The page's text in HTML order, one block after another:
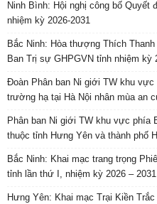
Ninh Bình: Hội nghị công bố Quyết
nhiệm kỳ 2026-2031
Bắc Ninh: Hòa thượng Thích
Ban Trị sự GHPGVN tỉnh nhiệm kỳ
Đoàn Phân ban Ni giới TW khu
trường hạ tại Hà Nội nhân mùa an
Phân ban Ni giới TW khu vực phía
thuộc tỉnh Hưng Yên và thành phố
Bắc Ninh: Khai mạc trang trọng
tỉnh lần thứ I, nhiệm kỳ 2026 – 2031
Hưng Yên: Khai mạc Trại Kiền